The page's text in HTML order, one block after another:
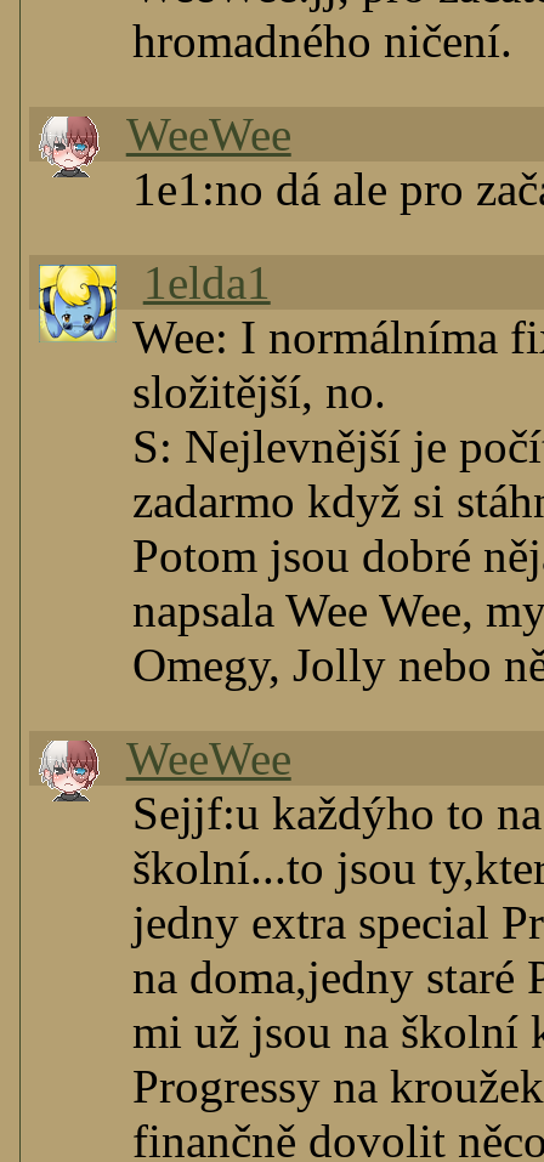
hromadného ničení.
WeeWee
1e1:no dá ale pro
1elda1
Wee: I normálníma
složitější, no.
S: Nejlevnější je
zadarmo když si
Potom jsou dobré
napsala Wee Wee,
Omegy, Jolly nebo
WeeWee
Sejjf:u každýho to
školní...to jsou
jedny extra special
na doma,jedny
mi už jsou na školní
Progressy na
finančně dovolit